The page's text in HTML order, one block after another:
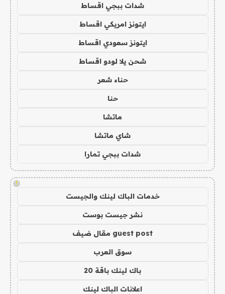
شدات ببجي اقساط
ايتونز امريكي اقساط
ايتونز سعودي اقساط
شحن يلا لودو اقساط
حناء شعر
حنا
ماتشا
شاي ماتشا
شدات ببجي تمارا
!
خدمات الباك لينك والجيست
نشر جيست بوست
guest post مقال ضيف
سوق العرب
باك لينك باقة 20
اعلانات الباك لينك